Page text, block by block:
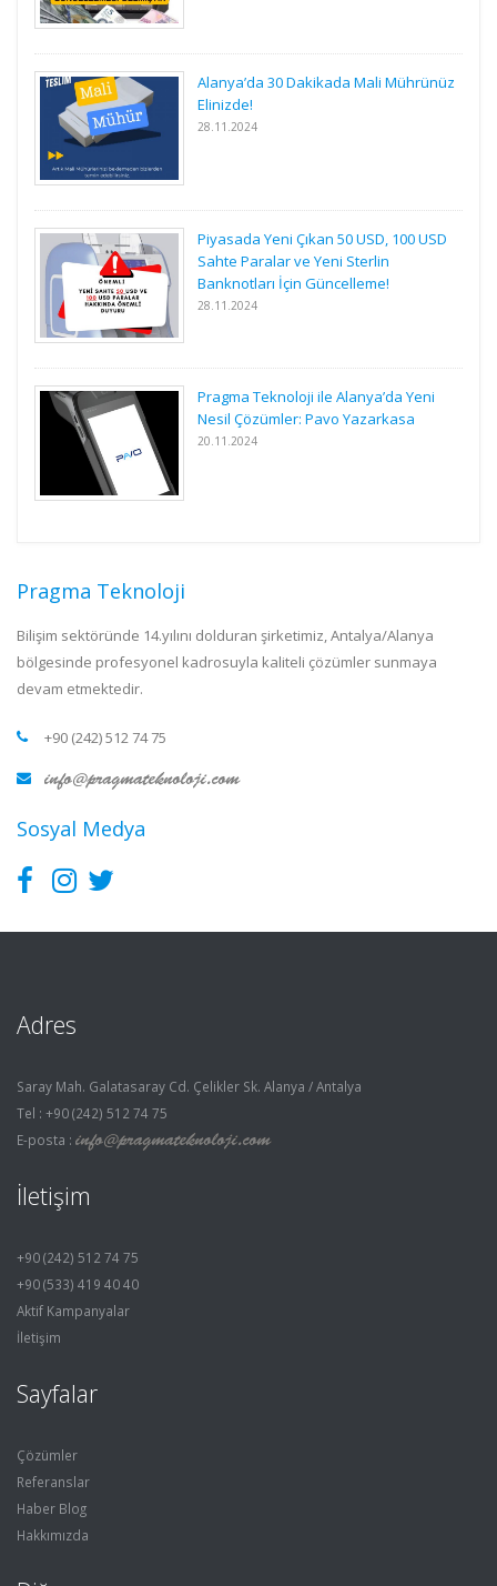
Alanya’da 30 Dakikada Mali Mührünüz
Elinizde!
28.11.2024
Piyasada Yeni Çıkan 50 USD, 100 USD
Sahte Paralar ve Yeni Sterlin
Banknotları İçin Güncelleme!
28.11.2024
Pragma Teknoloji ile Alanya’da Yeni
Nesil Çözümler: Pavo Yazarkasa
20.11.2024
Pragma Teknoloji
Bilişim sektöründe 14.yılını dolduran şirketimiz, Antalya/Alanya
bölgesinde profesyonel kadrosuyla kaliteli çözümler sunmaya
devam etmektedir.
+90 (242) 512 74 75
Sosyal Medya
Adres
Saray Mah. Galatasaray Cd. Çelikler Sk. Alanya / Antalya
Tel : +90 (242) 512 74 75
E-posta :
İletişim
+90 (242) 512 74 75
+90 (533) 419 40 40
Aktif Kampanyalar
İletişim
Sayfalar
Çözümler
Referanslar
Haber Blog
Hakkımızda